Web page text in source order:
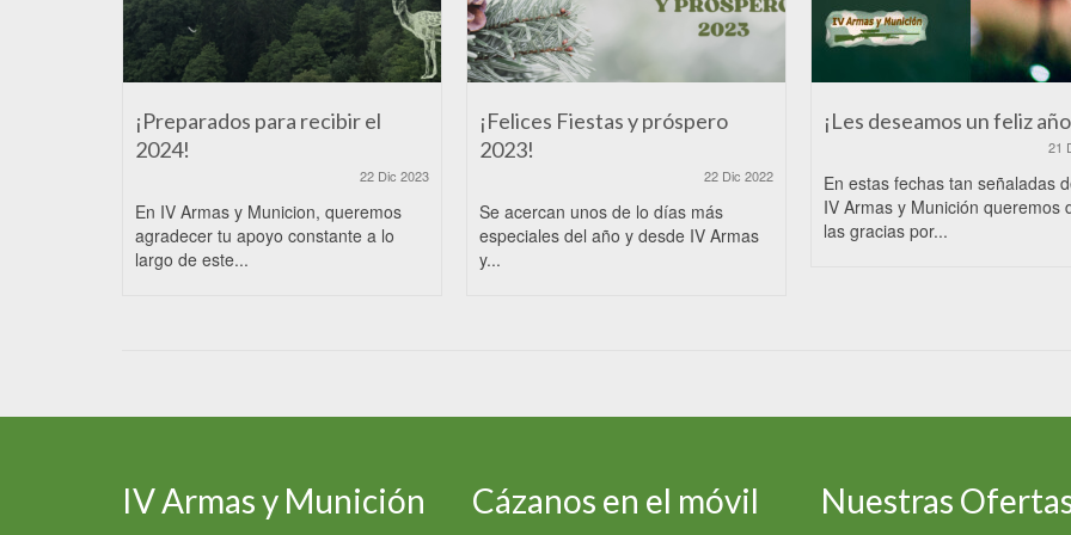
¡Preparados para recibir el
2024!
22 Dic 2023
En IV Armas y Municion, queremos
agradecer tu apoyo constante a lo
largo de este...
¡Felices Fiestas y próspero
2023!
22 Dic 2022
Se acercan unos de lo días más
especiales del año y desde IV Armas
y...
¡Les deseamos un feliz
21
En estas fechas tan señaladas
IV Armas y Munición queremos
las gracias por...
IV Armas y Munición Cázanos en el móvil Nuestras